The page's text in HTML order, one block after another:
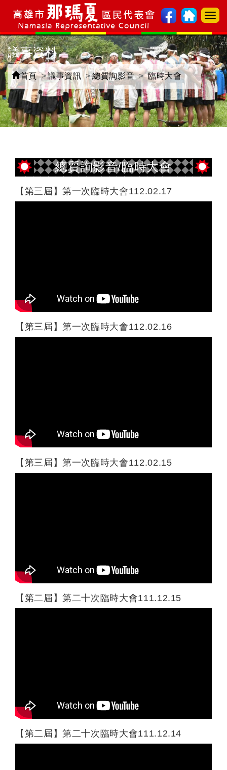
選
切
換
議事資料
首頁 議事資訊 總質詢影音 臨時大會
總質詢影音/臨時大會
【第三屆】第一次臨時大會112.02.17
【第三屆】第一次臨時大會112.02.16
【第三屆】第一次臨時大會112.02.15
【第二屆】第二十次臨時大會111.12.15
【第二屆】第二十次臨時大會111.12.14